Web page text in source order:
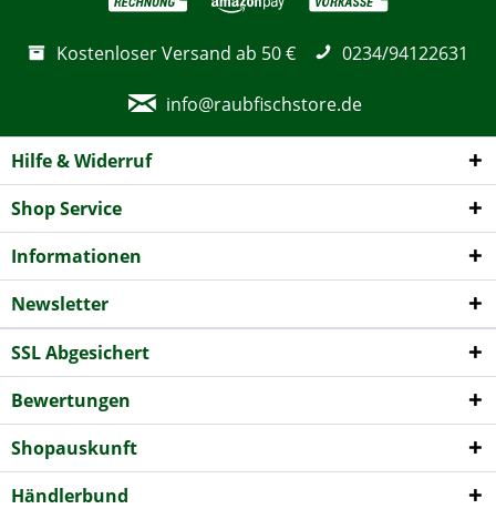
Kostenloser Versand ab 50 € 0234/94122631
info@raubfischstore.de
Hilfe & Widerruf
Shop Service
Informationen
Newsletter
SSL Abgesichert
Bewertungen
Shopauskunft
Händlerbund